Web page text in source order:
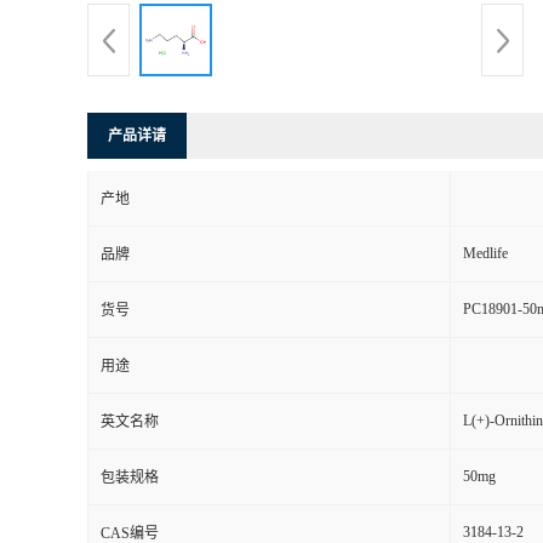
产品详请
产地
品牌 Medlife
货号 PC18901-
用途
英文名称 L(+)-
包装规格 50mg
CAS编号 3184-13-2